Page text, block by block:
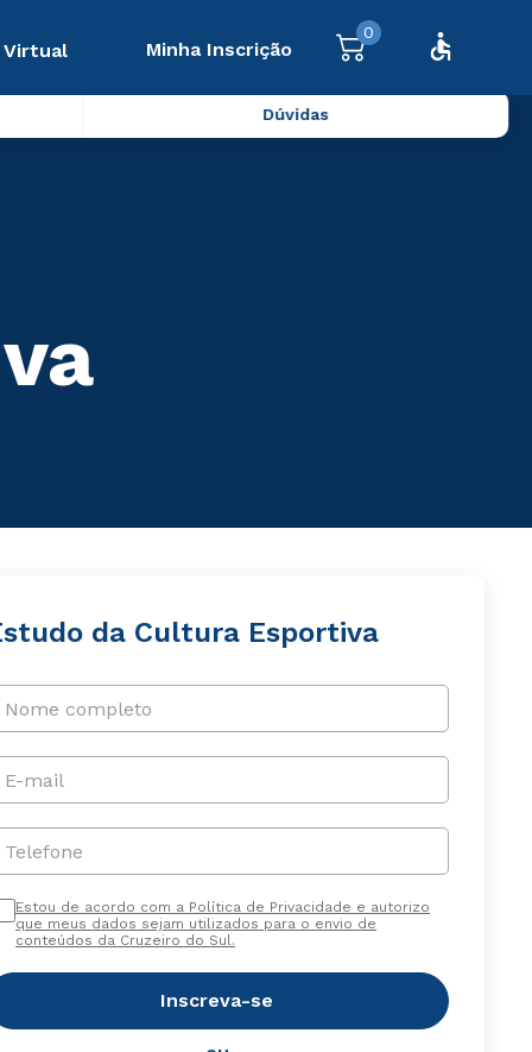
Virtual Minha Inscrição
0
Dúvidas
da Cultura Esportiva
Nome completo
E-mail
Telefone
Estou de acordo com a Política de Privacidade e autorizo
que meus dados sejam utilizados para o envio de
conteúdos da Cruzeiro do Sul.
Inscreva-se